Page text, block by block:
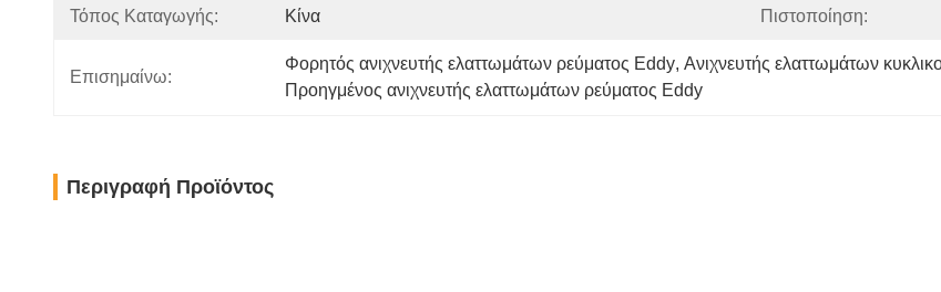
Τόπος Καταγωγής: Κίνα Πιστοποίηση:
Επισημαίνω:
Φορητός ανιχνευτής ελαττωμάτων ρεύματος Eddy, Ανιχνευτής ελαττωμάτων
Προηγμένος ανιχνευτής ελαττωμάτων ρεύματος Eddy
Περιγραφή Προϊόντος